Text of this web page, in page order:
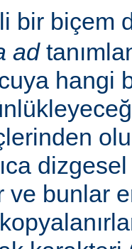
bir biçem
ad
hangi
ve bunlar